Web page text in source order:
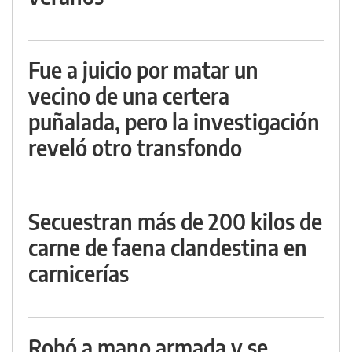
Fue a juicio por matar un
vecino de una certera
puñalada, pero la investigación
reveló otro transfondo
Secuestran más de 200 kilos de
carne de faena clandestina en
carnicerías